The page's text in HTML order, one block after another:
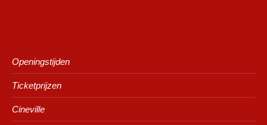
Openingstijden
Ticketprijzen
Cineville